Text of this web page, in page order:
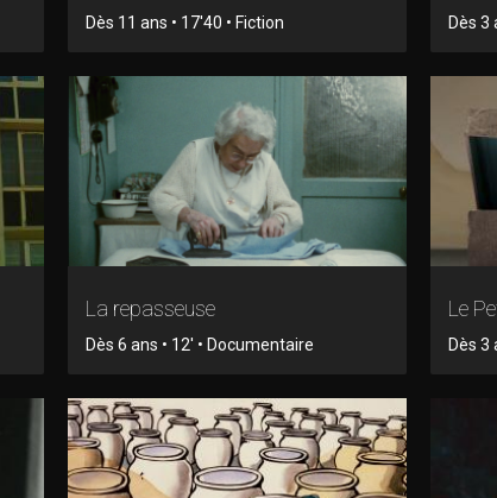
Dès 11 ans • 17'40 • Fiction Dès 3
La repasseuse
Dès 6 ans • 12' • Documentaire
Le
Dès 3